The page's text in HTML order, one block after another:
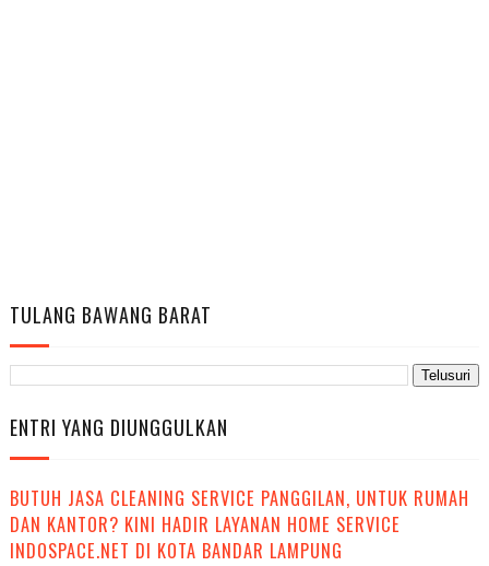
TULANG BAWANG BARAT
ENTRI YANG DIUNGGULKAN
BUTUH JASA CLEANING SERVICE PANGGILAN, UNTUK RUMAH
DAN KANTOR? KINI HADIR LAYANAN HOME SERVICE
INDOSPACE.NET DI KOTA BANDAR LAMPUNG